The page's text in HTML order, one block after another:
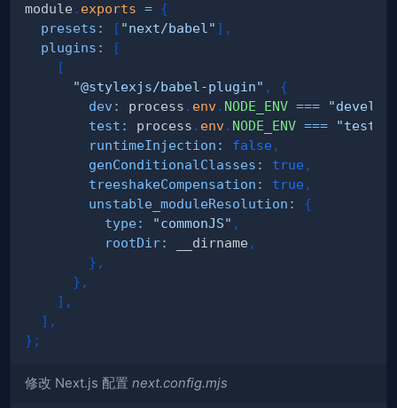
module . exports = {
presets : [ "next/babel" ] ,
plugins :
[
[
"@stylexjs/babel-plugin" ,
{
dev : process . env. NODE_ENV ===
test : process . env. NODE_ENV === "test"
runtimeInjection : false ,
genConditionalClasses : true ,
treeshakeCompensation : true ,
unstable_moduleResolution :
{
type: "commonJS" ,
rootDir: __dirname ,
} ,
} ,
] ,
] ,
} ;
修改 Next.js 配置 next.config.mjs